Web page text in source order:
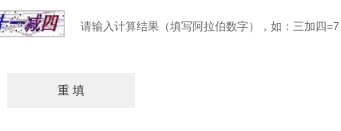
请输入计算结果（填写阿拉伯数字），如：三加四=7